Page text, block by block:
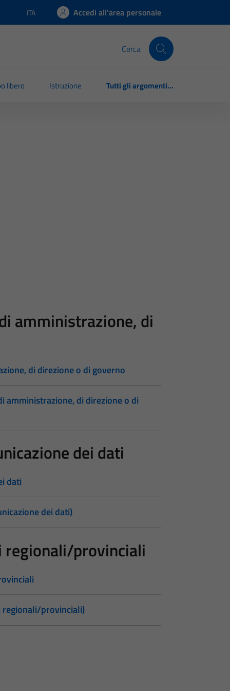
Lingua attiva:
ITA Accedi all'area personale
Cerca
libero Istruzione Tutti gli argomenti...
amministrazione, di
di direzione o di governo
amministrazione, di direzione o di
dei dati
dati
dei dati)
regionali/provinciali
regionali/provinciali)